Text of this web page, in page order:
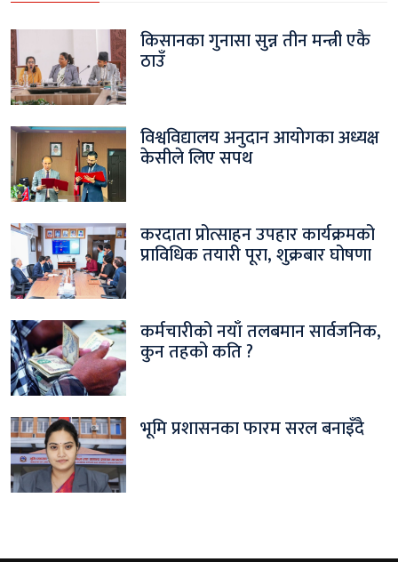
किसानका गुनासा सुन्न तीन मन्त्री एकै
ठाउँ
विश्वविद्यालय अनुदान आयोगका अध्यक्ष
केसीले लिए सपथ
करदाता प्रोत्साहन उपहार कार्यक्रमको
प्राविधिक तयारी पूरा, शुक्रबार घोषणा
कर्मचारीको नयाँ तलबमान सार्वजनिक,
कुन तहको कति ?
भूमि प्रशासनका फारम सरल बनाइँदै